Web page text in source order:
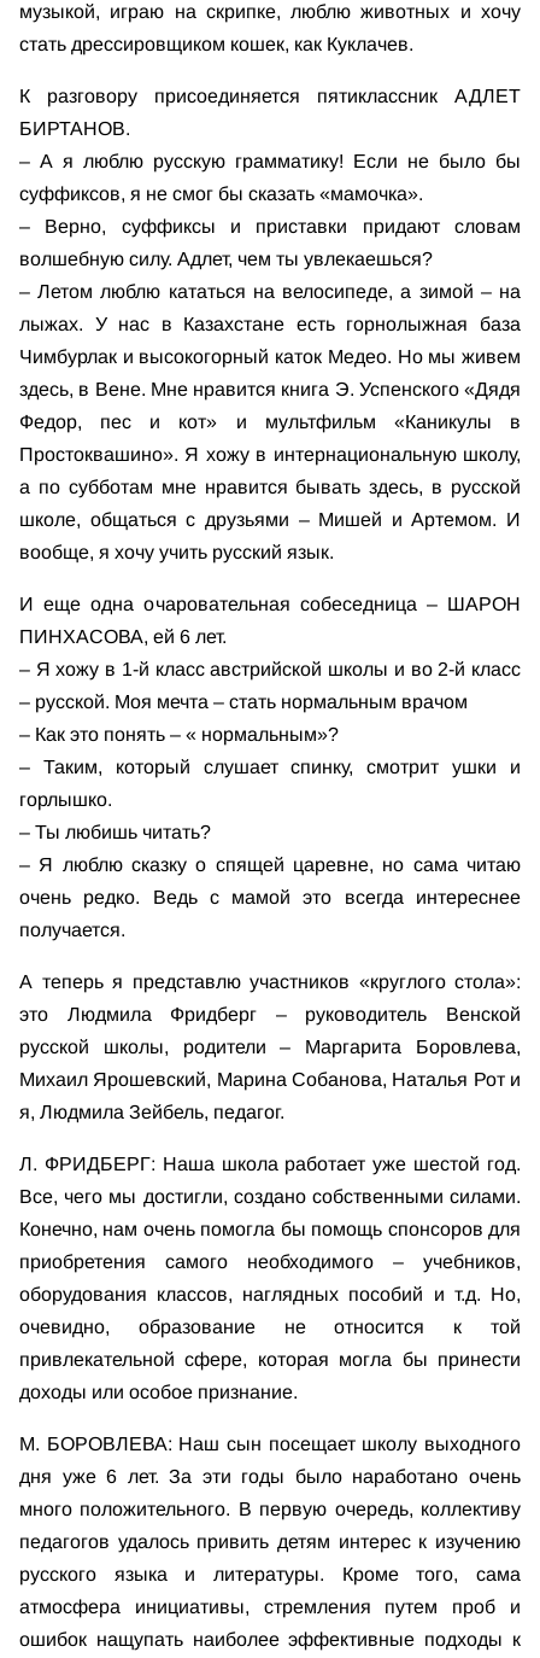
музыкой, играю на скрипке, люблю животных и хочу
стать дрессировщиком кошек, как Куклачев.
К разговору присоединяется пятиклассник АДЛЕТ
БИРТАНОВ.
– А я люблю русскую грамматику! Если не было бы
суффиксов, я не смог бы сказать «мамочка».
– Верно, суффиксы и приставки придают словам
волшебную силу. Адлет, чем ты увлекаешься?
– Летом люблю кататься на велосипеде, а зимой – на
лыжах. У нас в Казахстане есть горнолыжная база
Чимбурлак и высокогорный каток Медео. Но мы живем
здесь, в Вене. Мне нравится книга Э. Успенского «Дядя
Федор, пес и кот» и мультфильм «Каникулы в
Простоквашино». Я хожу в интернациональную школу,
а по субботам мне нравится бывать здесь, в русской
школе, общаться с друзьями – Мишей и Артемом. И
вообще, я хочу учить русский язык.
И еще одна очаровательная собеседница – ШАРОН
ПИНХАСОВА, ей 6 лет.
– Я хожу в 1-й класс австрийской школы и во 2-й класс
– русской. Моя мечта – стать нормальным врачом
– Как это понять – « нормальным»?
– Таким, который слушает спинку, смотрит ушки и
горлышко.
– Ты любишь читать?
– Я люблю сказку о спящей царевне, но сама читаю
очень редко. Ведь с мамой это всегда интереснее
получается.
А теперь я представлю участников «круглого стола»:
это Людмила Фридберг – руководитель Венской
русской школы, родители – Маргарита Боровлева,
Михаил Ярошевский, Марина Собанова, Наталья Рот и
я, Людмила Зейбель, педагог.
Л. ФРИДБЕРГ: Наша школа работает уже шестой год.
Все, чего мы достигли, создано собственными силами.
Конечно, нам очень помогла бы помощь спонсоров для
приобретения самого необходимого – учебников,
оборудования классов, наглядных пособий и т.д. Но,
очевидно, образование не относится к той
привлекательной сфере, которая могла бы принести
доходы или особое признание.
М. БОРОВЛЕВА: Наш сын посещает школу выходного
дня уже 6 лет. За эти годы было наработано очень
много положительного. В первую очередь, коллективу
педагогов удалось привить детям интерес к изучению
русского языка и литературы. Кроме того, сама
атмосфера инициативы, стремления путем проб и
ошибок нащупать наиболее эффективные подходы к